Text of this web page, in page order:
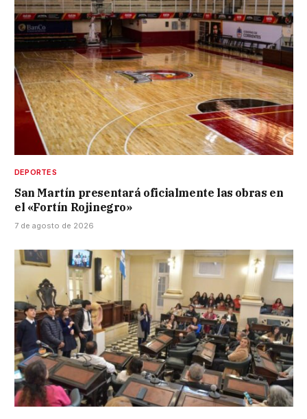
DEPORTES
San Martín presentará oficialmente las obras en
el «Fortín Rojinegro»
7 de agosto de 2026